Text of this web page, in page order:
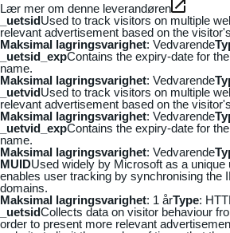
Lær mer om denne leverandøren
_uetsidUsed to track visitors on multiple
relevant advertisement based on the
Maksimal lagringsvarighet: Vedvarende
_uetsid_expContains the expiry-date for
name.
Maksimal lagringsvarighet: Vedvarende
_uetvidUsed to track visitors on multiple
relevant advertisement based on the
Maksimal lagringsvarighet: Vedvarende
_uetvid_expContains the expiry-date for
name.
Maksimal lagringsvarighet: Vedvarende
MUIDUsed widely by Microsoft as a unique
enables user tracking by synchronising the
domains.
Maksimal lagringsvarighet: 1 årType:
_uetsidCollects data on visitor behaviour
order to present more relevant